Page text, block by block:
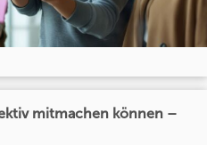
mitmachen können –